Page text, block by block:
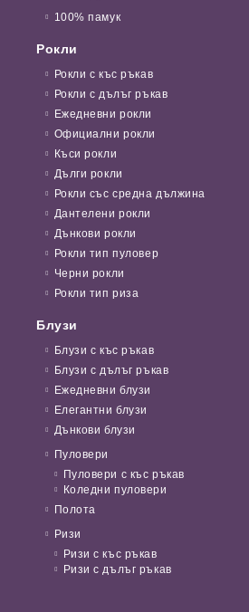
100% памук
Рокли
Рокли с къс ръкав
Рокли с дълъг ръкав
Ежедневни рокли
Официални рокли
Къси рокли
Дълги рокли
Рокли със средна дължина
Дантелени рокли
Дънкови рокли
Рокли тип пуловер
Черни рокли
Рокли тип риза
Блузи
Блузи с къс ръкав
Блузи с дълъг ръкав
Ежедневни блузи
Елегантни блузи
Дънкови блузи
Пуловери
Пуловери с къс ръкав
Коледни пуловери
Полота
Ризи
Ризи с къс ръкав
Ризи с дълъг ръкав